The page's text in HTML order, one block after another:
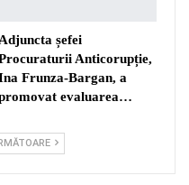
Adjuncta șefei
Anticorupție,
Frunza-Bargan, a
evaluarea…